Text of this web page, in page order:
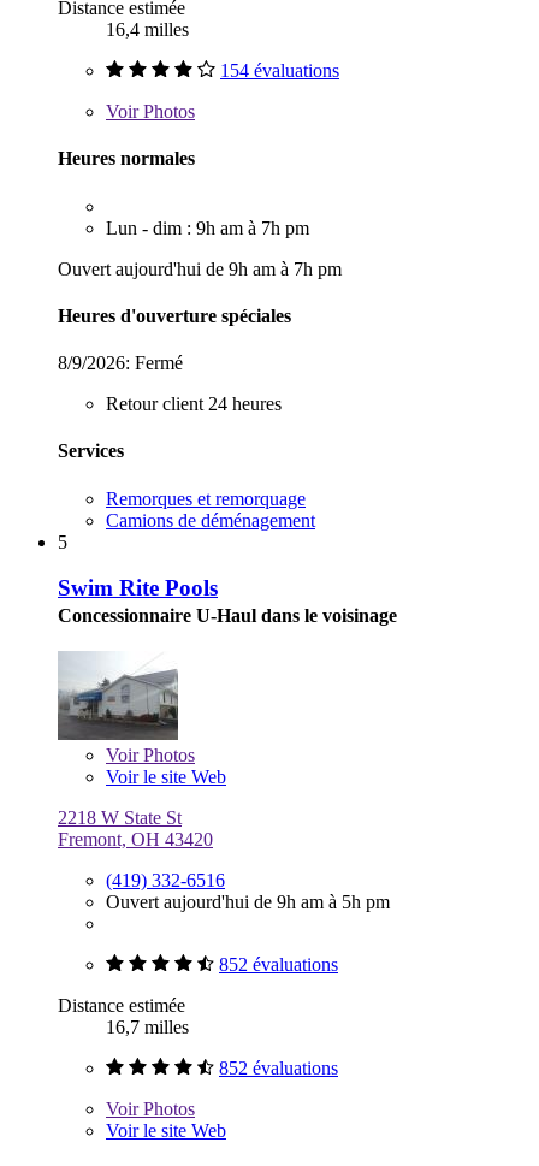
Distance estimée
16,4 milles
154 évaluations
VoirPhotos
Heures normales
Lun - dim : 9h am à 7h pm
Ouvert aujourd'hui de 9h am à 7h pm
Heures d'ouverture spéciales
8/9/2026: Fermé
Retour client 24 heures
Services
Remorques et remorquage
Camions de déménagement
5
Swim Rite Pools
Concessionnaire U-Haul dans le voisinage
VoirPhotos
Voir le site Web
2218 W State St
Fremont, OH 43420
(419) 332-6516
Ouvert aujourd'hui de 9h am à 5h pm
852 évaluations
Distance estimée
16,7 milles
852 évaluations
VoirPhotos
Voir le site Web